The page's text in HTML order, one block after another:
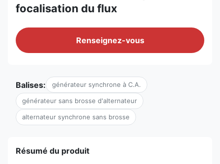
focalisation du flux
Renseignez-vous
Balises: générateur synchrone à C.A.
générateur sans brosse d'alternateur
alternateur synchrone sans brosse
Résumé du produit